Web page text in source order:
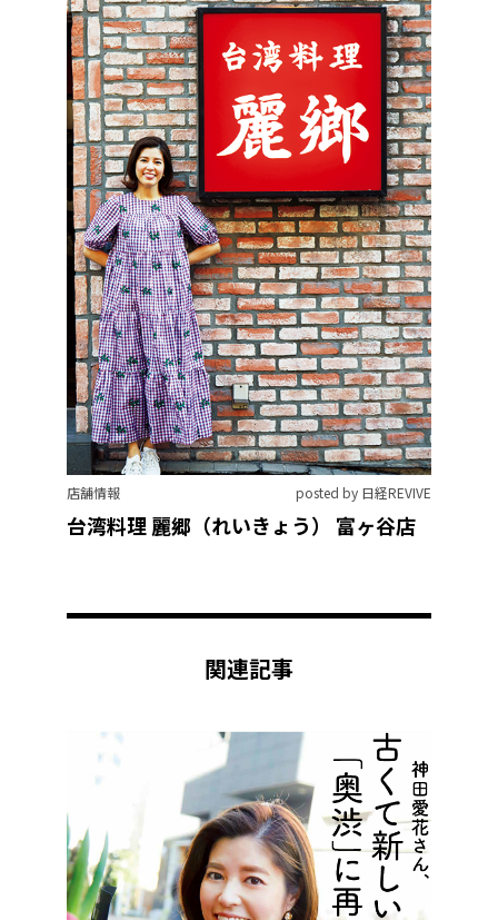
店舗情報 posted by 日経REVIVE
台湾料理 麗郷（れいきょう） 富ヶ谷店
関連記事